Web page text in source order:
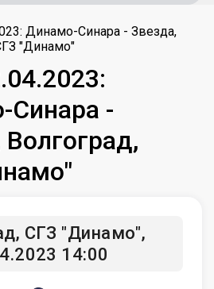
Динамо-Синара - Звезда,
"Динамо"
Синара -
СГЗ "Динамо",
14:00